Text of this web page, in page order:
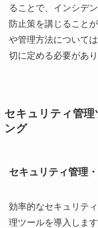
ることで、インシデ
防止策を講じること
や管理方法について
切に定める必要があり
セキュリティ管
ング
セキュリティ管理
効率的なセキュリテ
理ツールを導入しま